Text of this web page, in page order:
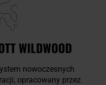
WILDWOOD
nowoczesnych
opracowany przez